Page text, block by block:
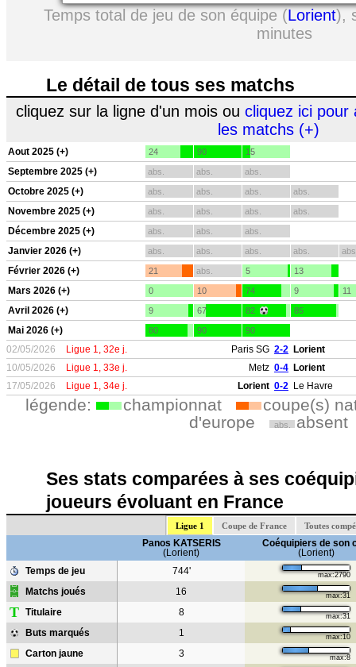
Temps total de jeu de son équipe (Lorient),
minutes
Le détail de tous ses matchs
cliquez sur la ligne d'un mois ou cliquez ici pour
les matchs (+)
Aout 2025 (+) 24 90 15
Septembre 2025 (+) abs. abs. abs.
Octobre 2025 (+) abs. abs. abs. abs.
Novembre 2025 (+) abs. abs. abs. abs.
Décembre 2025 (+) abs. abs. abs.
Janvier 2026 (+) abs. abs. abs. abs.
Février 2026 (+) 21 abs. 5 13
Mars 2026 (+) 0 10 74 9 11
Avril 2026 (+) 9 67 82 85
Mai 2026 (+) 80 90 90
02/05/2026 Ligue 1, 32e j. Paris SG 2-2 Lorient
10/05/2026
Ligue 1, 33e j. Metz 0-4 Lorient
17/05/2026
Ligue 1, 34e j. Lorient 0-2 Le Havre
légende: championnat
coupe(s)
d'europe
abs. absent
Ses stats comparées à ses
joueurs évoluant en France
Ligue 1 Coupe de France Toutes
Panos KATSERIS
(Lorient)
Coéquipiers de son
(Lorient)
Temps de jeu
744' max:2790
Matchs joués 16 max:31
T Titulaire 8 max:31
Buts marqués 1 max:10
Carton jaune 3 max:8